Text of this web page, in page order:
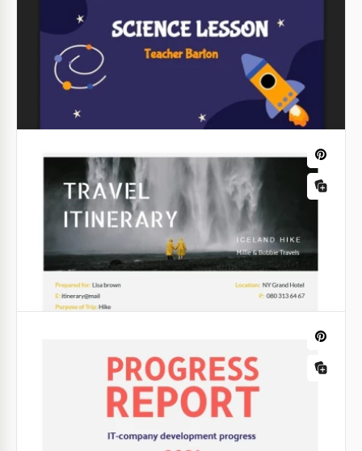
Notes
Note graphique abstraite
Est-ce que cela vous est déjà arrivé d'écrire des
notes et de les oublier rapidement ? Notre
magnifique modèle avec un design abstrait peut
vous aider à éviter de telles situations.